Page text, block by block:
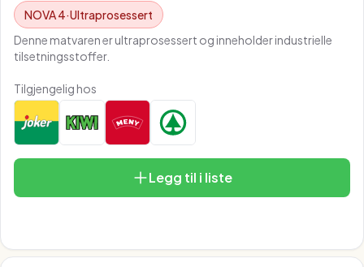
NOVA4·Ultraprosessert
Denne matvaren er ultraprosessert og inneholder industrielle
tilsetningsstoffer.
Tilgjengelig hos
Legg til i liste